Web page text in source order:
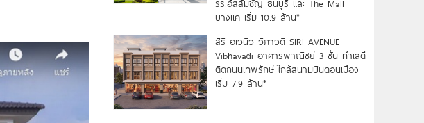
รร.อัสสัมชัญ ธนบุรี และ The Mall
บางแค เริ่ม 10.9 ล้าน*
สิริ อเวนิว วิภาวดี SIRI AVENUE
Vibhavadi อาคารพาณิชย์ 3 ชั้น ทำเลดี
ติดถนนเทพรักษ์ ใกล้สนามบินดอนเมือง
เริ่ม 7.9 ล้าน*